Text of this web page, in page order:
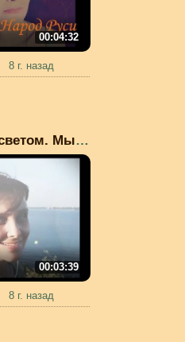
00:04:32
8 г. назад
Останусь светом. Мыс ст...
00:03:39
8 г. назад